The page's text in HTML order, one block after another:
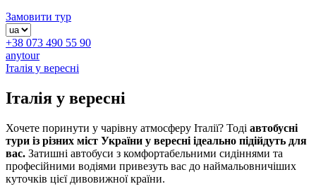
Замовити тур
+38 073 490 55 90
anytour
Італія у вересні
Італія у вересні
Хочете поринути у чарівну атмосферу Італії? Тоді автобусні
тури із різних міст України у вересні ідеально підійдуть для
вас. Затишні автобуси з комфортабельними сидіннями та
професійними водіями привезуть вас до наймальовничіших
куточків цієї дивовижної країни.